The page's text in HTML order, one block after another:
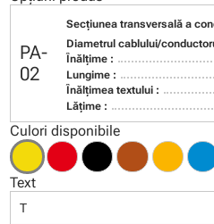
PA-
02
Secţiunea transversală a
Diametrul cablului/
Înălţime :
Lungime :
Înălţimea textului :
Lăţime :
Culori disponibile
Text
T